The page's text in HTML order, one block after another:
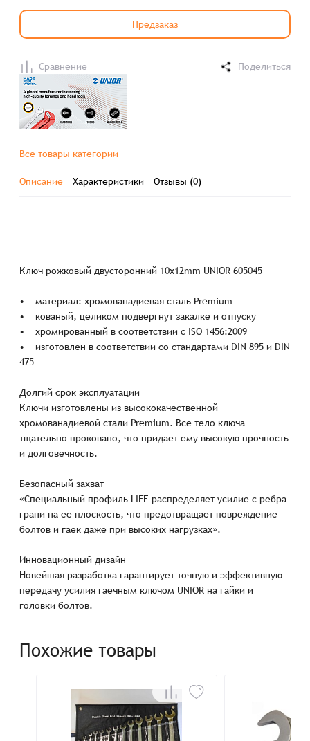
Предзаказ
Сравнение Поделиться
Все товары категории
Описание Характеристики Отзывы (0)
Ключ рожковый двусторонний 10х12mm UNIOR 605045
• материал: хромованадиевая сталь Premium
• кованый, целиком подвергнут закалке и отпуску
• хромированный в соответствии с ISO 1456:2009
• изготовлен в соответствии со стандартами DIN 895 и DIN
475
Долгий срок эксплуатации
Ключи изготовлены из высококачественной
хромованадиевой стали Premium. Все тело ключа
тщательно проковано, что придает ему высокую прочность
и долговечность.
Безопасный захват
«Специальный профиль LIFE распределяет усилие с ребра
грани на её плоскость, что предотвращает повреждение
болтов и гаек даже при высоких нагрузках».
Инновационный дизайн
Новейшая разработка гарантирует точную и эффективную
передачу усилия гаечным ключом UNIOR на гайки и
головки болтов.
Похожие товары